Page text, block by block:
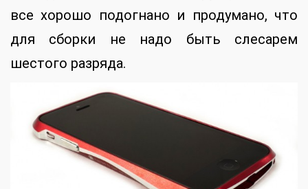
все хорошо подогнано и продумано, что
для сборки не надо быть слесарем
шестого разряда.